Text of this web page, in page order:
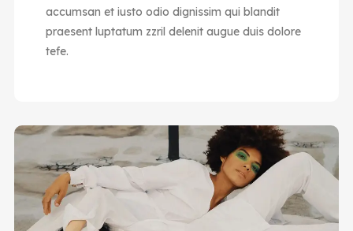
accumsan et iusto odio dignissim qui blandit
praesent luptatum zzril delenit augue duis dolore
tefe.